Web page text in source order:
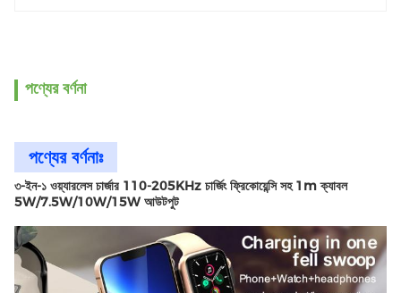
পণ্যের বর্ণনা
পণ্যের বর্ণনাঃ
৩-ইন-১ ওয়্যারলেস চার্জার 110-205KHz চার্জিং ফ্রিকোয়েন্সি সহ 1m ক্যাবল
5W/7.5W/10W/15W আউটপুট